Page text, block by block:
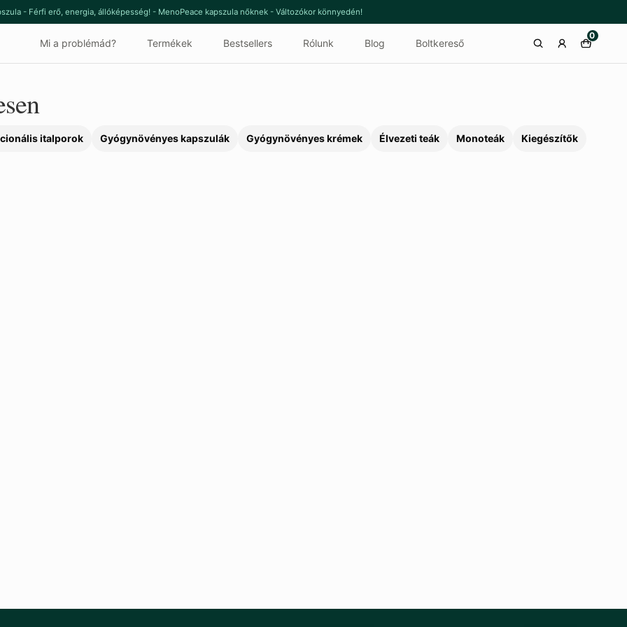
- Férfi erő, energia, állóképesség! - MenoPeace kapszula nőknek - Változókor könnyedén!
Mi a problémád? Termékek Bestsellers Rólunk Blog Boltkereső
0
italporok Gyógynövényes kapszulák Gyógynövényes krémek Élvezeti teák Monoteák Kiegészítők